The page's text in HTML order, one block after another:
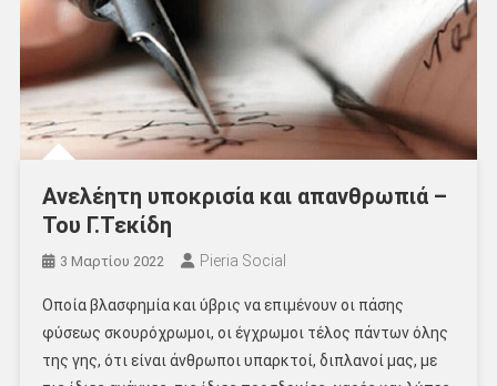
Ανελέητη υποκρισία και απανθρωπιά –
Του Γ.Τεκίδη
3 Μαρτίου 2022 Pieria Social
Οποία βλασφημία και ύβρις να επιμένουν οι πάσης
φύσεως σκουρόχρωμοι, οι έγχρωμοι τέλος πάντων όλης
της γης, ότι είναι άνθρωποι υπαρκτοί, διπλανοί μας, με